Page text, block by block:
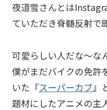
夜道雪さんとは
ていただき脊髄反射で
可愛らしい人だな〜な
僕がまだバイクの免許
いた『スーパーカブ』
題材にしたアニメの主